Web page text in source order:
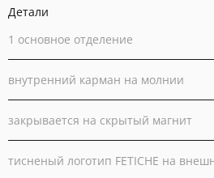
Детали
1 основное отделение
внутренний карман на молнии
закрывается на скрытый магнит
тисненый логотип FETICHE на